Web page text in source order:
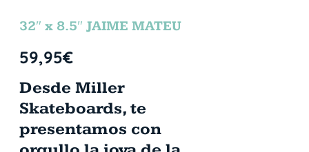
32″ x 8.5″ JAIME MATEU
59,95€
Desde Miller
Skateboards, te
presentamos con